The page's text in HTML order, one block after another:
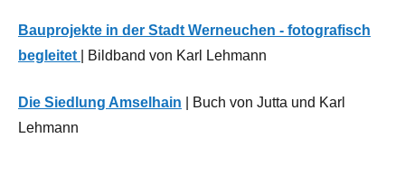
Bauprojekte in der Stadt Werneuchen - fotografisch
begleitet
| Bildband von Karl Lehmann
Die Siedlung Amselhain | Buch von Jutta und Karl
Lehmann